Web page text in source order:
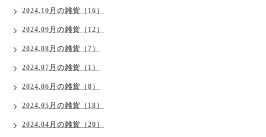
2024.10月の雑貨（16）
2024.09月の雑貨（12）
2024.08月の雑貨（7）
2024.07月の雑貨（1）
2024.06月の雑貨（8）
2024.05月の雑貨（18）
2024.04月の雑貨（20）